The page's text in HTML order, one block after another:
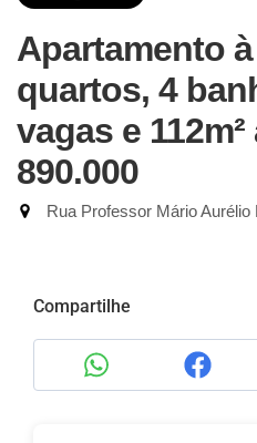
Apartamento
quartos, 4
vagas e 112m²
890.000
Rua Professor Mário
Compartilhe